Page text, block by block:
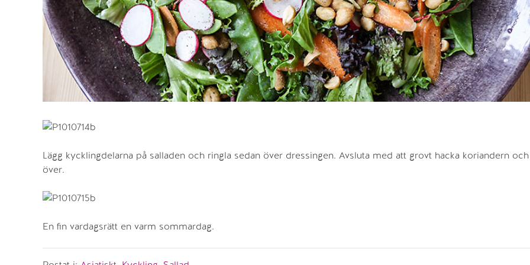
Lägg kycklingdelarna på salladen och ringla sedan över dressingen. Avsluta med att grovt hacka koriandern
över.
En fin vardagsrätt en varm sommardag.